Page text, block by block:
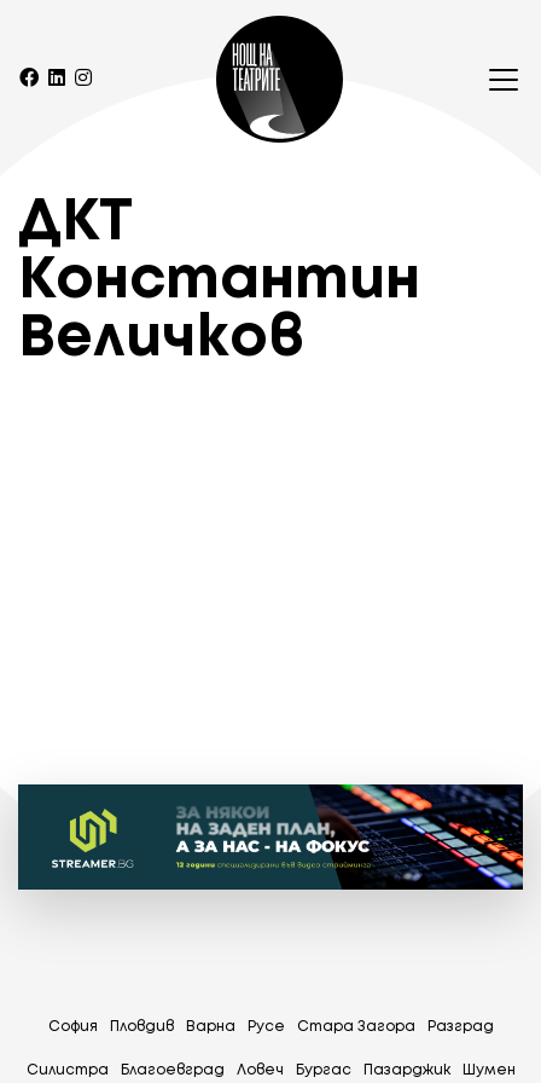
ДКТ
Константин
Величков
София Пловдив Варна Русе Стара Загора Разград
Силистра Благоевград Ловеч Бургас Пазарджик Шумен